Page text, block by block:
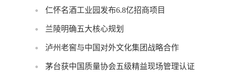
仁怀名酒工业园发布6.8亿招商项目
兰陵明确五大核心规划
泸州老窖与中国对外文化集团战略合作
茅台获中国质量协会五级精益现场管理认证